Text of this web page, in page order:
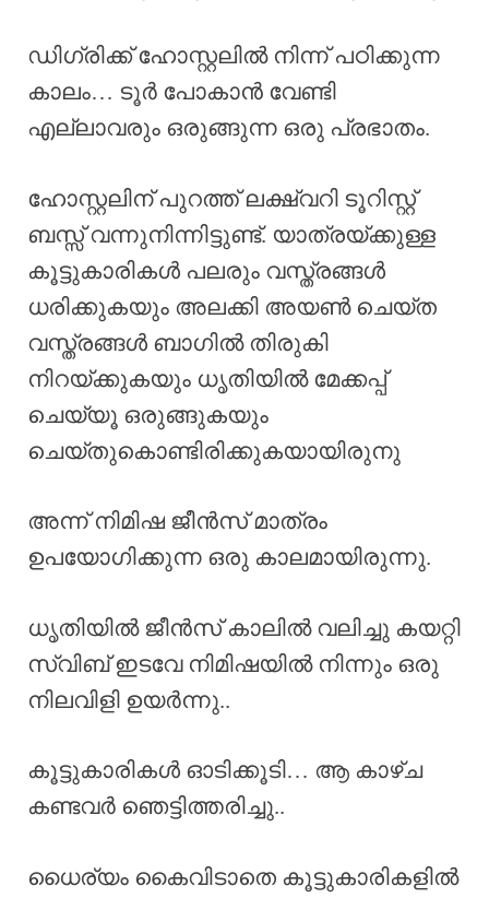
ഡിഗ്രിക്ക് ഹോസ്റ്റലിൽ നിന്ന് പഠിക്കുന്ന
കാലം… ടൂർ പോകാൻ വേണ്ടി
എല്ലാവരും ഒരുങ്ങുന്ന ഒരു പ്രഭാതം.
ഹോസ്റ്റലിന് പുറത്ത് ലക്ഷ്വറി ടൂറിസ്റ്റ്
ബസ്സ് വന്നുനിന്നിട്ടുണ്ട്. യാത്രയ്ക്കുള്ള
കൂട്ടുകാരികൾ പലരും വസ്ത്രങ്ങൾ
ധരിക്കുകയും അലക്കി അയൺ ചെയ്ത
വസ്ത്രങ്ങൾ ബാഗിൽ തിരുകി
നിറയ്ക്കുകയും ധൃതിയിൽ മേക്കപ്പ്
ചെയ്യൂ ഒരുങ്ങുകയും
ചെയ്തുകൊണ്ടിരിക്കുകയായിരുനു
അന്ന് നിമിഷ ജീൻസ് മാത്രം
ഉപയോഗിക്കുന്ന ഒരു കാലമായിരുന്നു.
ധൃതിയിൽ ജീൻസ് കാലിൽ വലിച്ചു കയറ്റി
സ്വിബ് ഇടവേ നിമിഷയിൽ നിന്നും ഒരു
നിലവിളി ഉയർന്നു..
കൂട്ടുകാരികൾ ഓടിക്കൂടി… ആ കാഴ്ച
കണ്ടവർ ഞെട്ടിത്തരിച്ചു..
ധൈര്യം കൈവിടാതെ കൂട്ടുകാരികളിൽ